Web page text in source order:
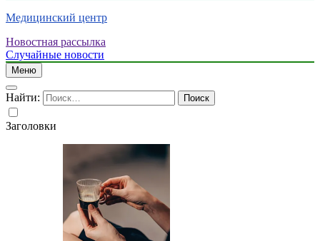
Медицинский центр
Новостная рассылка
Случайные новости
Меню
Найти:
Заголовки